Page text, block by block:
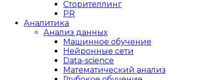
Сторителлинг
PR
Аналитика
Анализ данных
Машинное обучение
Нейронные сети
Data-science
Математический анализ